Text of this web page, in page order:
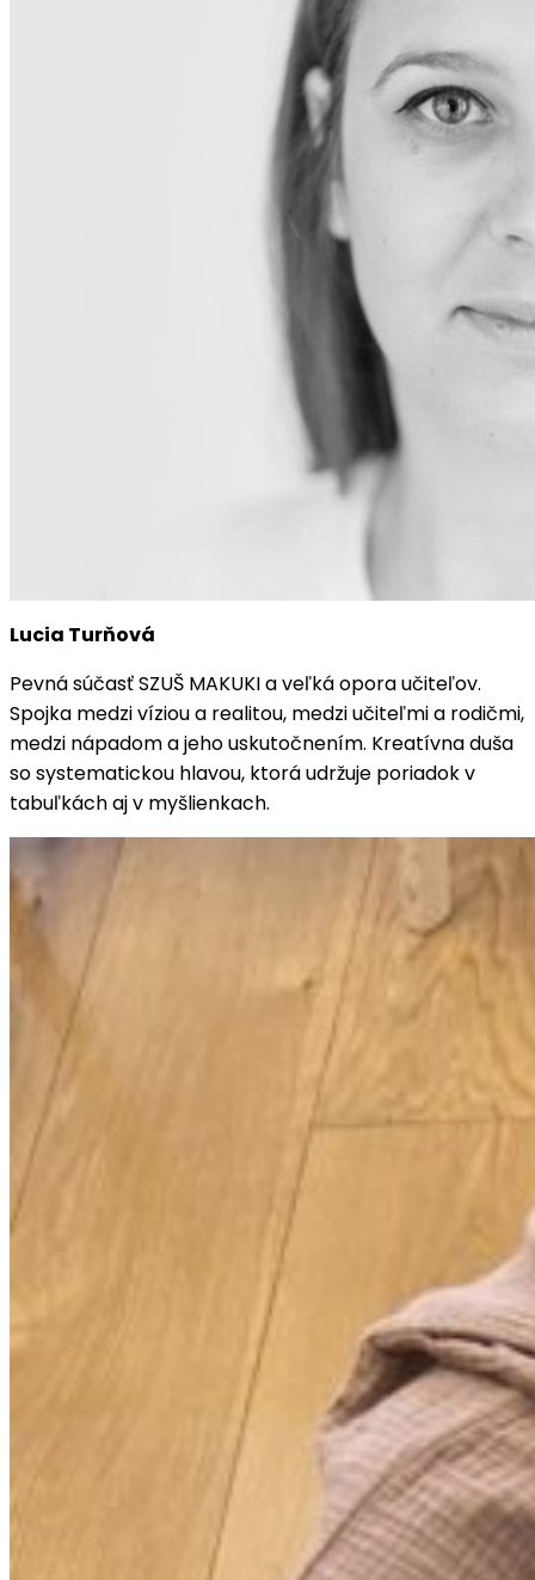
Lucia Turňová
Pevná súčasť SZUŠ MAKUKI a veľká opora učiteľov.
Spojka medzi víziou a realitou, medzi učiteľmi a rodičmi,
medzi nápadom a jeho uskutočnením. Kreatívna duša
so systematickou hlavou, ktorá udržuje poriadok v
tabuľkách aj v myšlienkach.